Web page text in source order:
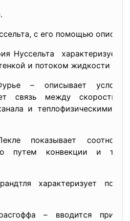
с его помощью
Нуссельта характеризует
и потоком жидкости
– описывает усл
связь между скоростью
и теплофизическими
показывает
путем конвекции и
характеризует поле
– вводится при